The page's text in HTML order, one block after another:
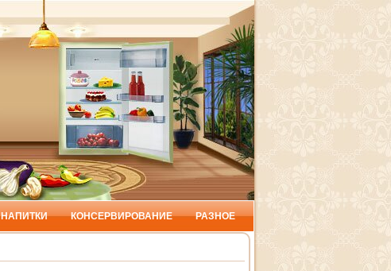
НАПИТКИ КОНСЕРВИРОВАНИЕ РАЗНОЕ